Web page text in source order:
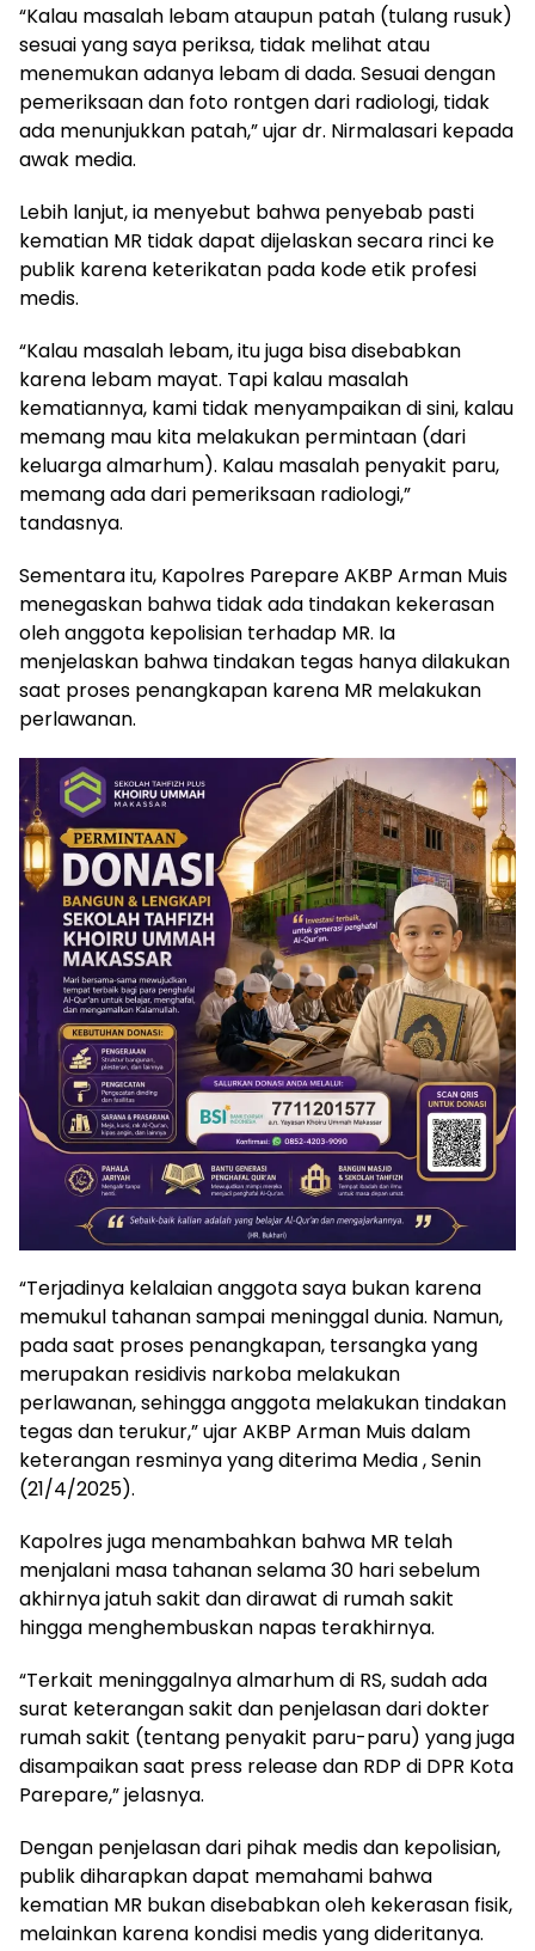
“Kalau masalah lebam ataupun patah (tulang rusuk)
sesuai yang saya periksa, tidak melihat atau
menemukan adanya lebam di dada. Sesuai dengan
pemeriksaan dan foto rontgen dari radiologi, tidak
ada menunjukkan patah,” ujar dr. Nirmalasari kepada
awak media.
Lebih lanjut, ia menyebut bahwa penyebab pasti
kematian MR tidak dapat dijelaskan secara rinci ke
publik karena keterikatan pada kode etik profesi
medis.
“Kalau masalah lebam, itu juga bisa disebabkan
karena lebam mayat. Tapi kalau masalah
kematiannya, kami tidak menyampaikan di sini, kalau
memang mau kita melakukan permintaan (dari
keluarga almarhum). Kalau masalah penyakit paru,
memang ada dari pemeriksaan radiologi,”
tandasnya.
Sementara itu, Kapolres Parepare AKBP Arman Muis
menegaskan bahwa tidak ada tindakan kekerasan
oleh anggota kepolisian terhadap MR. Ia
menjelaskan bahwa tindakan tegas hanya dilakukan
saat proses penangkapan karena MR melakukan
perlawanan.
“Terjadinya kelalaian anggota saya bukan karena
memukul tahanan sampai meninggal dunia. Namun,
pada saat proses penangkapan, tersangka yang
merupakan residivis narkoba melakukan
perlawanan, sehingga anggota melakukan tindakan
tegas dan terukur,” ujar AKBP Arman Muis dalam
keterangan resminya yang diterima Media , Senin
(21/4/2025).
Kapolres juga menambahkan bahwa MR telah
menjalani masa tahanan selama 30 hari sebelum
akhirnya jatuh sakit dan dirawat di rumah sakit
hingga menghembuskan napas terakhirnya.
“Terkait meninggalnya almarhum di RS, sudah ada
surat keterangan sakit dan penjelasan dari dokter
rumah sakit (tentang penyakit paru-paru) yang juga
disampaikan saat press release dan RDP di DPR Kota
Parepare,” jelasnya.
Dengan penjelasan dari pihak medis dan kepolisian,
publik diharapkan dapat memahami bahwa
kematian MR bukan disebabkan oleh kekerasan fisik,
melainkan karena kondisi medis yang dideritanya.